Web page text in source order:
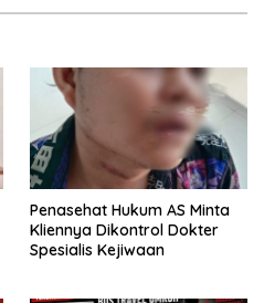
Penasehat Hukum AS Minta
Kliennya Dikontrol Dokter
Spesialis Kejiwaan